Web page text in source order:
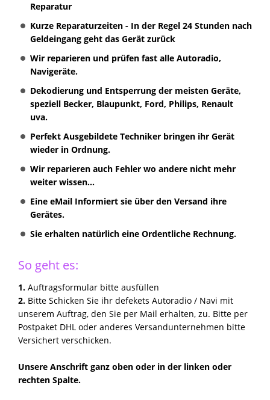
Reparatur
Kurze Reparaturzeiten - In der Regel 24 Stunden nach
Geldeingang geht das Gerät zurück
Wir reparieren und prüfen fast alle Autoradio,
Navigeräte.
Dekodierung und Entsperrung der meisten Geräte,
speziell Becker, Blaupunkt, Ford, Philips, Renault
uva.
Perfekt Ausgebildete Techniker bringen ihr Gerät
wieder in Ordnung.
Wir reparieren auch Fehler wo andere nicht mehr
weiter wissen...
Eine eMail Informiert sie über den Versand ihre
Gerätes.
Sie erhalten natürlich eine Ordentliche Rechnung.
So geht es:
1. Auftragsformular bitte ausfüllen
2. Bitte Schicken Sie ihr defekets Autoradio / Navi mit
unserem Auftrag, den Sie per Mail erhalten, zu. Bitte per
Postpaket DHL oder anderes Versandunternehmen bitte
Versichert verschicken.
Unsere Anschrift ganz oben oder in der linken oder
rechten Spalte.